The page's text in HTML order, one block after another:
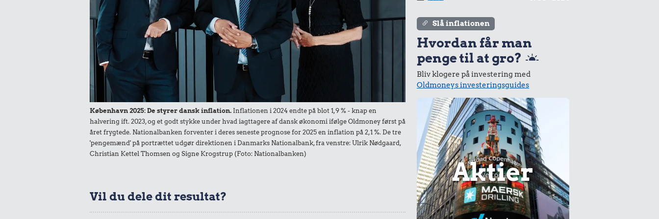
København 2025: De styrer dansk inflation. Inflationen i 2024 endte på blot 1,9 % - knap en
halvering ift. 2023, og et godt stykke under hvad iagttagere af dansk økonomi ifølge Oldmoney først på
året frygtede. Nationalbanken forventer i deres seneste prognose for 2025 en inflation på 2,1 %. De tre
'pengemænd' på portrættet udgør direktionen i Danmarks Nationalbank, fra venstre: Ulrik Nødgaard,
Christian Kettel Thomsen og Signe Krogstrup (Foto: Nationalbanken)
Vil du dele dit resultat?
Slå inflationen
Hvordan får man
penge til at gro?
Bliv klogere på investering med
Oldmoneys investeringsguides
Aktier